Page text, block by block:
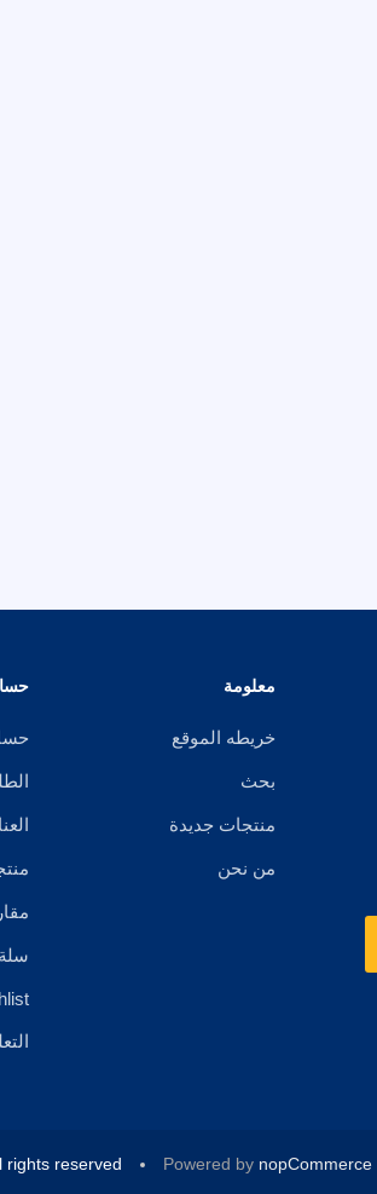
معلومة
خريطه الموقع
بحث
منتجات جديدة
من نحن
Powered by nopCommerce
reserved.